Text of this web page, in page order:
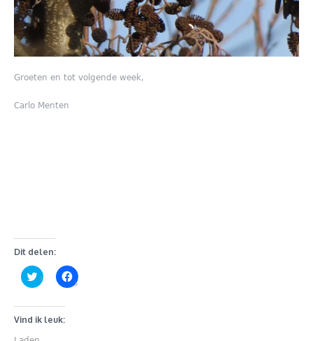
Groeten en tot volgende week,
Carlo Menten
Dit delen:
Klik
om
met
Twitter
in
Klik
om
Vind ik leuk: